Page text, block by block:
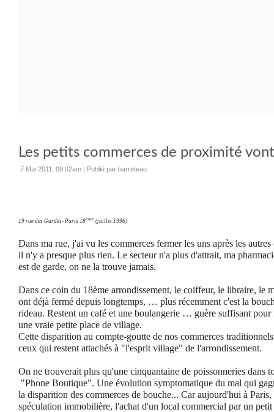
Les petits commerces de proximité
7 Mai 2011, 09:02am | Publié par barreteau
19 rue des Gardes- Paris 18ème (juillet 1996)
Dans ma rue, j'ai vu les commerces fermer les uns après les
il n'y a presque plus rien. Le secteur n'a plus d'attrait, ma
est de garde, on ne la trouve jamais.
Dans ce coin du 18ème arrondissement, le coiffeur, le libraire, le
ont déjà fermé depuis longtemps, … plus récemment c'est la
rideau. Restent un café et une boulangerie … guère suffisant pour
une vraie petite place de village.
Cette disparition au compte-goutte de nos commerces
ceux qui restent attachés à "l'esprit village" de l'arrondissement.
On ne trouverait plus qu'une cinquantaine de poissonneries dans
"Phone Boutique". Une évolution symptomatique du mal qui
la disparition des commerces de bouche... Car aujourd'hui à Paris,
spéculation immobilière, l'achat d'un local commercial par un petit